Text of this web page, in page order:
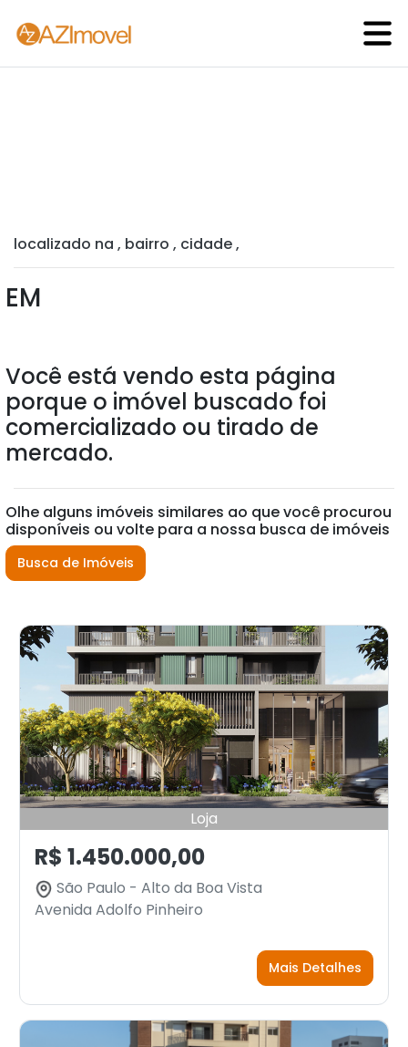
localizado na , bairro , cidade ,
EM
Você está vendo esta página
porque o imóvel buscado foi
comercializado ou tirado de
mercado.
Olhe alguns imóveis similares ao que você procurou
disponíveis ou volte para a nossa busca de imóveis
Busca de Imóveis
Loja
R$ 1.450.000,00
São Paulo - Alto da Boa Vista
Avenida Adolfo Pinheiro
Mais Detalhes